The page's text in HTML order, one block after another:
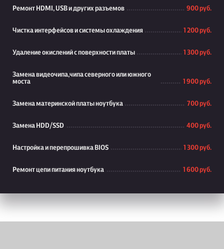
Ремонт HDMI, USB и других разъемов 900 руб.
Чистка интерфейсов и системы охлаждения 1 200 руб.
Удаление окислений с поверхности платы 1 300 руб.
Замена видеочипа,чипа северного или южного
моста
1 900 руб.
Замена материнской платы ноутбука 700 руб.
Замена HDD/SSD 400 руб.
Настройка и перепрошивка BIOS 1 300 руб.
Ремонт цепи питания ноутбука 1 600 руб.